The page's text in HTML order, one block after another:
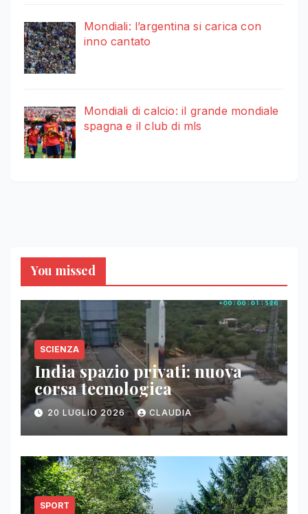
Mondiali: l’argentina si carica con
inno cantato
Mondiali di calcio: il grande mondiale
spagna e il club di mls
You missed
SCIENZA
India spazio privati: nuova
corsa tecnologica
20 LUGLIO 2026 CLAUDIA
SPORT